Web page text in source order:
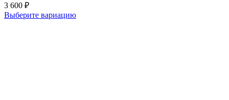
3 600 ₽
Выберите вариацию